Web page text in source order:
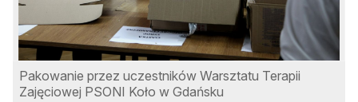
Pakowanie przez uczestników Warsztatu Terapii
Zajęciowej PSONI Koło w Gdańsku